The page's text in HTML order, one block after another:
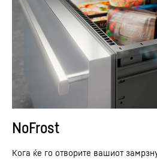
NoFrost
Кога ќе го отворите вашиот